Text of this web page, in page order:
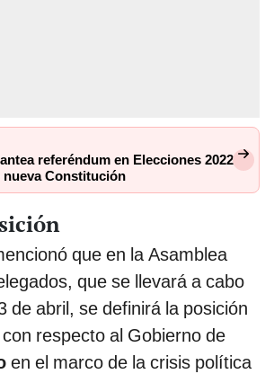
referéndum en Elecciones 2022
nueva Constitución
que en la Asamblea
que se llevará a cabo
de abril, se definirá la posición
respecto al Gobierno de
en el marco de la crisis política